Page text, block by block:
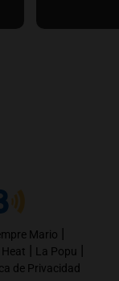
Mario |
| La Popu |
de Privacidad